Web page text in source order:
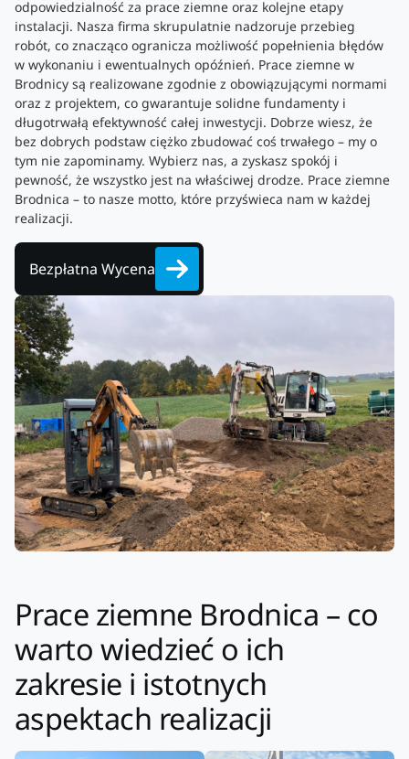
odpowiedzialność za prace ziemne oraz kolejne etapy
instalacji. Nasza firma skrupulatnie nadzoruje przebieg
robót, co znacząco ogranicza możliwość popełnienia błędów
w wykonaniu i ewentualnych opóźnień. Prace ziemne w
Brodnicy są realizowane zgodnie z obowiązującymi normami
oraz z projektem, co gwarantuje solidne fundamenty i
długotrwałą efektywność całej inwestycji. Dobrze wiesz, że
bez dobrych podstaw ciężko zbudować coś trwałego – my o
tym nie zapominamy. Wybierz nas, a zyskasz spokój i
pewność, że wszystko jest na właściwej drodze. Prace ziemne
Brodnica – to nasze motto, które przyświeca nam w każdej
realizacji.
Bezpłatna Wycena
Prace ziemne Brodnica – co
warto wiedzieć o ich
zakresie i istotnych
aspektach realizacji